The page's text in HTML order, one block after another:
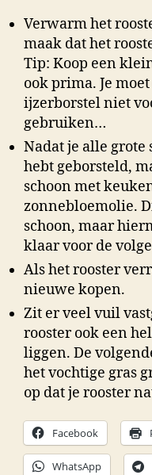
Verwarm het
maak dat het
Tip: Koop een
ook prima. Je
ijzerborstel niet
gebruiken…
Nadat je alle
hebt geborsteld,
schoon met
zonnebloemolie.
schoon, maar
klaar voor de
Als het rooster
nieuwe kopen.
Zit er veel vuil
rooster ook een
liggen. De
het vochtige gras
op dat je rooster
Facebook
WhatsApp